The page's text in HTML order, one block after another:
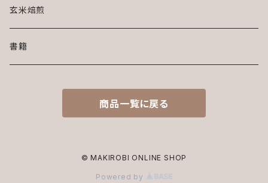
玄米焙煎
書籍
商品一覧に戻る
© MAKIROBI ONLINE SHOP
Powered by